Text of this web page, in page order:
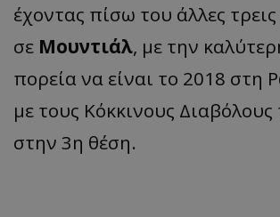
έχοντας πίσω του άλλες
σε Μουντιάλ, με την
πορεία να είναι το 2018 στη
με τους Κόκκινους Διαβόλους
στην 3η θέση.